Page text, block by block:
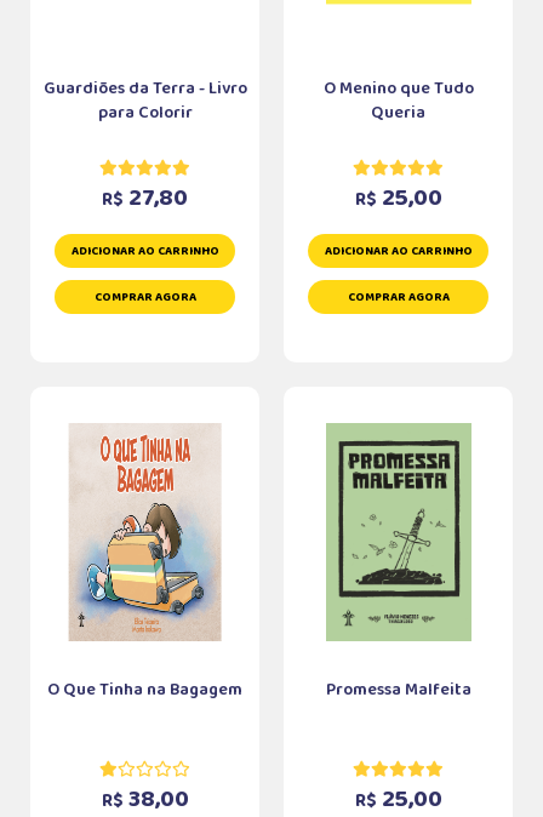
Guardiões da Terra - Livro
para Colorir
R$ 27,80
ADICIONAR AO CARRINHO
COMPRAR AGORA
O Menino que Tudo
Queria
R$ 25,00
ADICIONAR AO CARRINHO
COMPRAR AGORA
O Que Tinha na Bagagem
R$ 38,00
Promessa Malfeita
R$ 25,00